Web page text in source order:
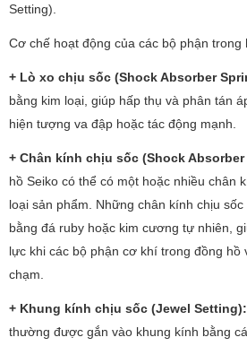
Setting).
Cơ chế hoạt động của các bộ phận trong
+ Lò xo chịu sốc (Shock Absorber
bằng kim loại, giúp hấp thụ và phân tán
hiện tượng va đập hoặc tác động mạnh.
+ Chân kính chịu sốc (Shock Absorber
hồ Seiko có thể có một hoặc nhiều chân
loại sản phẩm. Những chân kính chịu
bằng đá ruby hoặc kim cương tự nhiên,
lực khi các bộ phận cơ khí trong đồng hồ
chạm.
+ Khung kính chịu sốc (Jewel Setting):
thường được gắn vào khung kính bằng